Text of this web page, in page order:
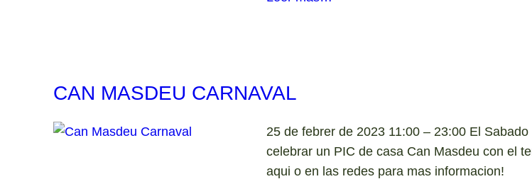
CAN MASDEU CARNAVAL
25 de febrer de 2023 11:00 – 23:00 El
celebrar un PIC de casa Can Masdeu con el
aqui o en las redes para mas informacion!